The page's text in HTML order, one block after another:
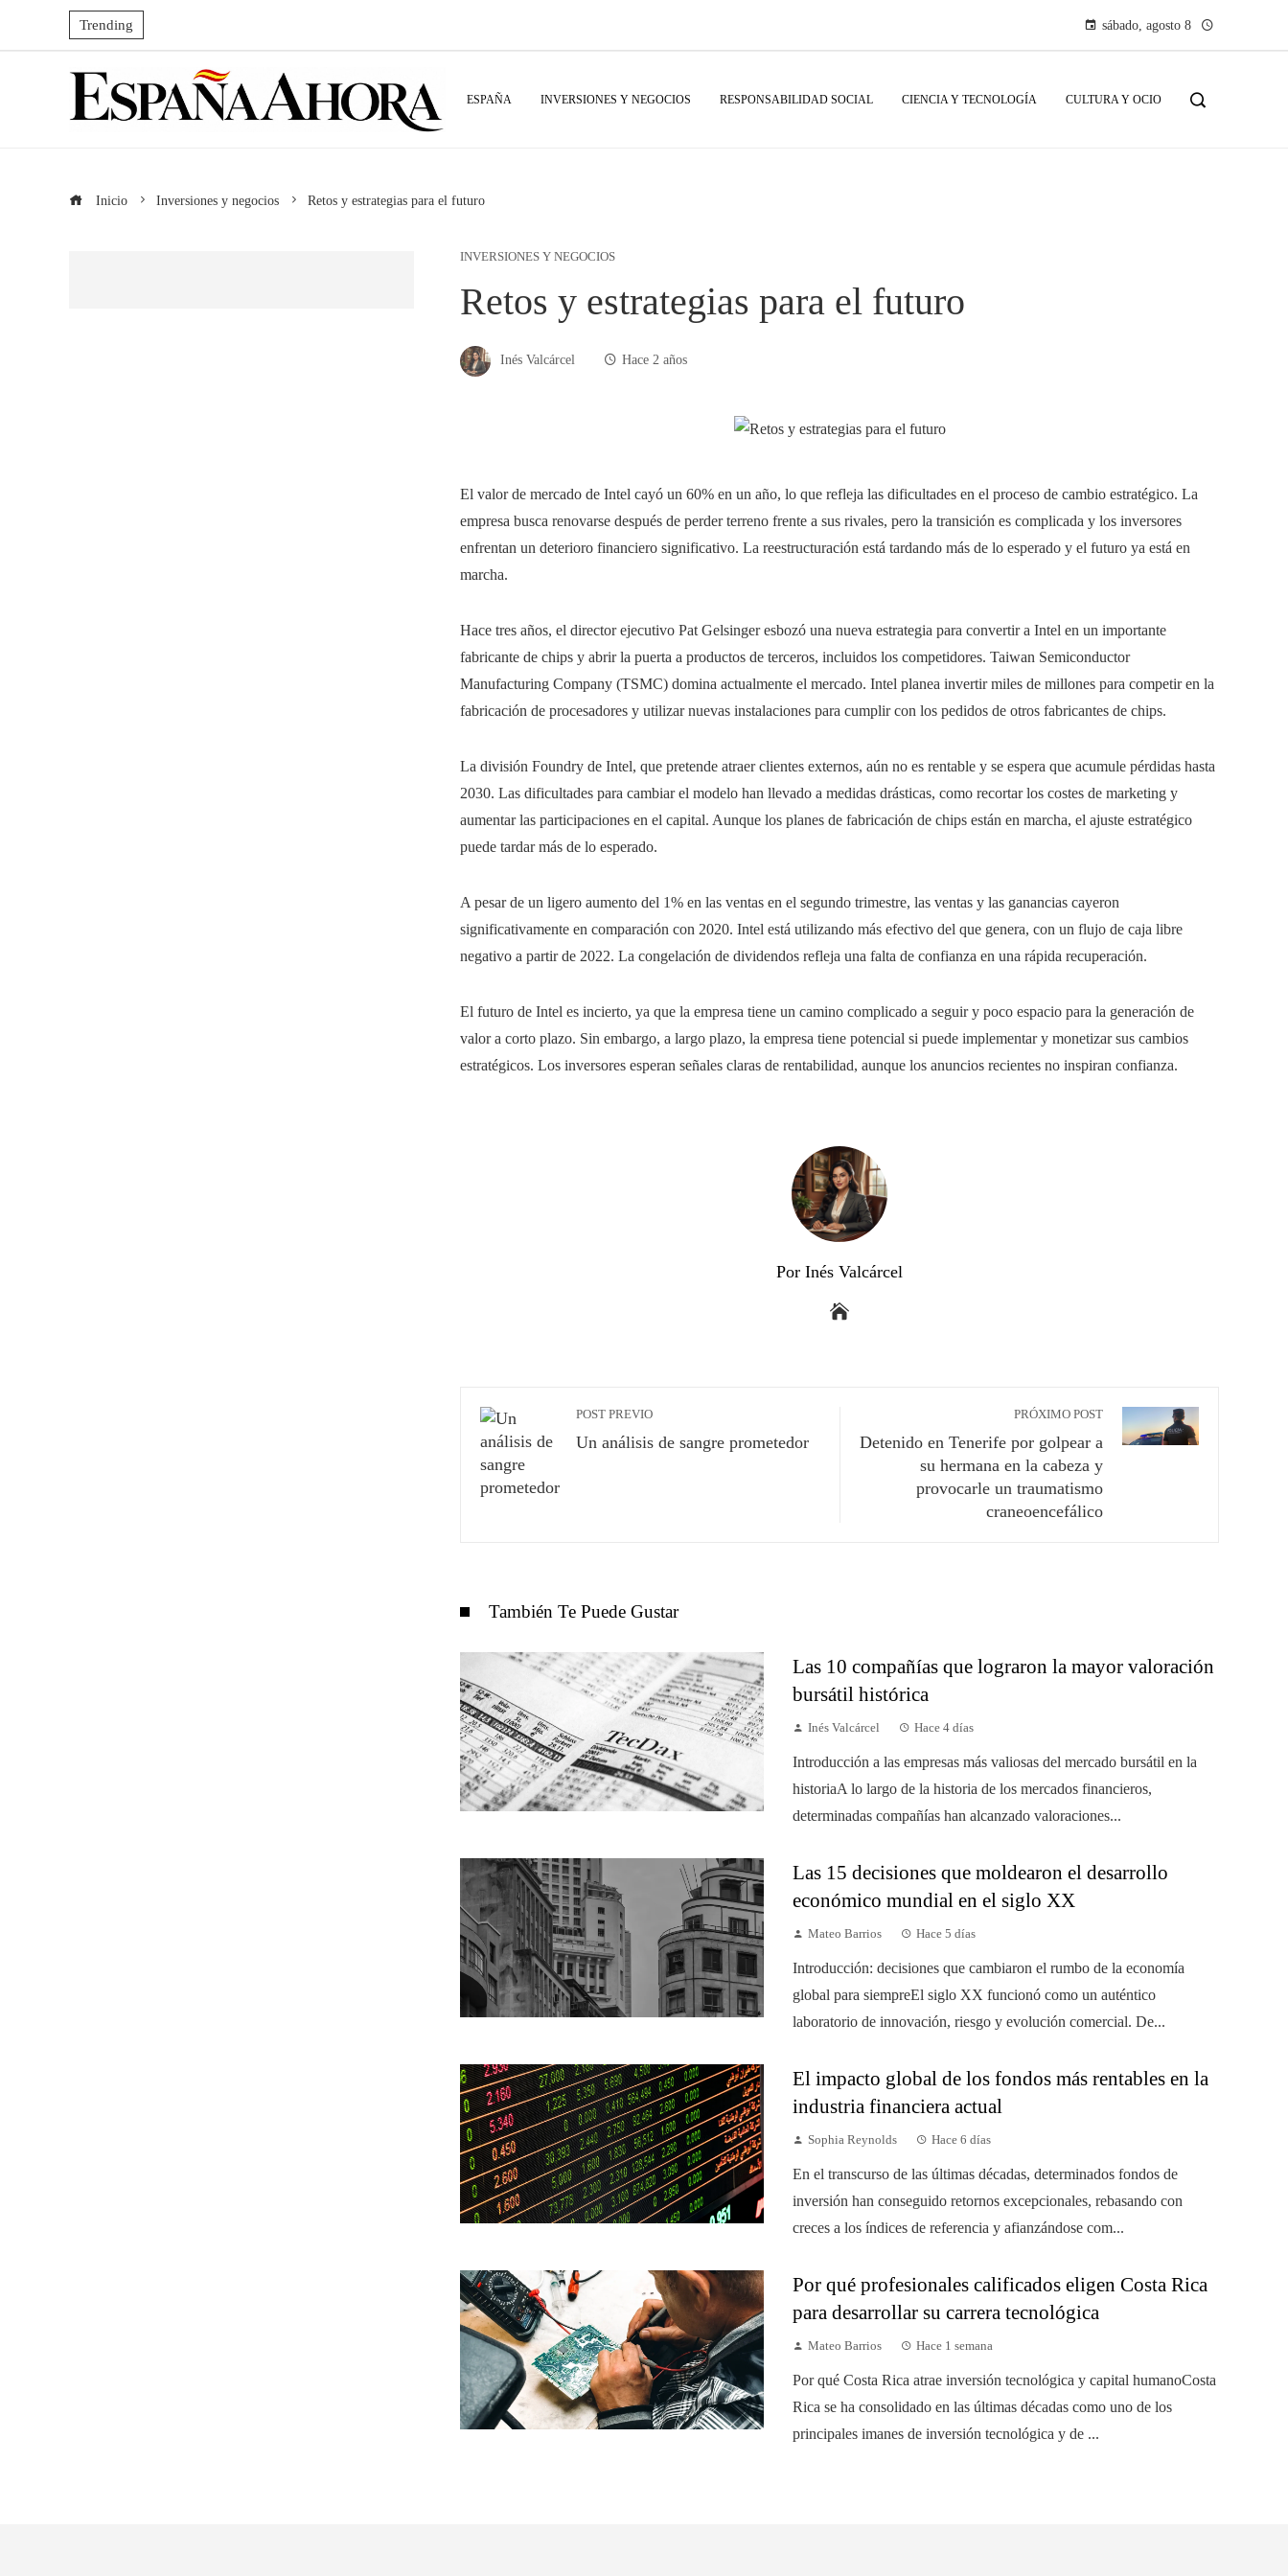
Trending sábado, agosto 8
ESPAÑA INVERSIONES Y NEGOCIOS RESPONSABILIDAD SOCIAL CIENCIA Y TECNOLOGÍA CULTURA Y OCIO
Inicio Inversiones y negocios Retos y estrategias para el futuro
INVERSIONES Y NEGOCIOS
Retos y estrategias para el futuro
Inés Valcárcel Hace 2 años
El valor de mercado de Intel cayó un 60% en un año, lo que refleja las dificultades en el proceso de cambio estratégico. La
empresa busca renovarse después de perder terreno frente a sus rivales, pero la transición es complicada y los inversores
enfrentan un deterioro financiero significativo. La reestructuración está tardando más de lo esperado y el futuro ya está en
marcha.
Hace tres años, el director ejecutivo Pat Gelsinger esbozó una nueva estrategia para convertir a Intel en un importante
fabricante de chips y abrir la puerta a productos de terceros, incluidos los competidores. Taiwan Semiconductor
Manufacturing Company (TSMC) domina actualmente el mercado. Intel planea invertir miles de millones para competir en la
fabricación de procesadores y utilizar nuevas instalaciones para cumplir con los pedidos de otros fabricantes de chips.
La división Foundry de Intel, que pretende atraer clientes externos, aún no es rentable y se espera que acumule pérdidas hasta
2030. Las dificultades para cambiar el modelo han llevado a medidas drásticas, como recortar los costes de marketing y
aumentar las participaciones en el capital. Aunque los planes de fabricación de chips están en marcha, el ajuste estratégico
puede tardar más de lo esperado.
A pesar de un ligero aumento del 1% en las ventas en el segundo trimestre, las ventas y las ganancias cayeron
significativamente en comparación con 2020. Intel está utilizando más efectivo del que genera, con un flujo de caja libre
negativo a partir de 2022. La congelación de dividendos refleja una falta de confianza en una rápida recuperación.
El futuro de Intel es incierto, ya que la empresa tiene un camino complicado a seguir y poco espacio para la generación de
valor a corto plazo. Sin embargo, a largo plazo, la empresa tiene potencial si puede implementar y monetizar sus cambios
estratégicos. Los inversores esperan señales claras de rentabilidad, aunque los anuncios recientes no inspiran confianza.
Por Inés Valcárcel
POST PREVIO
Un análisis de sangre prometedor
PRÓXIMO POST
Detenido en Tenerife por golpear a
su hermana en la cabeza y
provocarle un traumatismo
craneoencefálico
También Te Puede Gustar
Las 10 compañías que lograron la mayor valoración
bursátil histórica
Inés Valcárcel Hace 4 días
Introducción a las empresas más valiosas del mercado bursátil en la
historiaA lo largo de la historia de los mercados financieros,
determinadas compañías han alcanzado valoraciones...
Las 15 decisiones que moldearon el desarrollo
económico mundial en el siglo XX
Mateo Barrios Hace 5 días
Introducción: decisiones que cambiaron el rumbo de la economía
global para siempreEl siglo XX funcionó como un auténtico
laboratorio de innovación, riesgo y evolución comercial. De...
El impacto global de los fondos más rentables en la
industria financiera actual
Sophia Reynolds Hace 6 días
En el transcurso de las últimas décadas, determinados fondos de
inversión han conseguido retornos excepcionales, rebasando con
creces a los índices de referencia y afianzándose com...
Por qué profesionales calificados eligen Costa Rica
para desarrollar su carrera tecnológica
Mateo Barrios Hace 1 semana
Por qué Costa Rica atrae inversión tecnológica y capital humanoCosta
Rica se ha consolidado en las últimas décadas como uno de los
principales imanes de inversión tecnológica y de ...